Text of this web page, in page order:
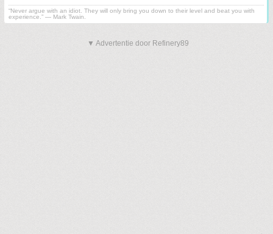
“Never argue with an idiot. They will only bring you down to their level and beat you with
experience.” ― Mark Twain.
▼ Advertentie door Refinery89